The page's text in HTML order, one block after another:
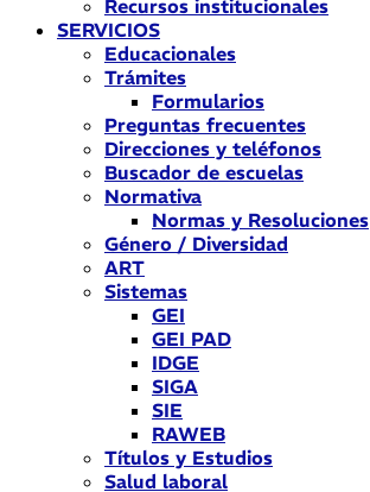
Recursos institucionales
SERVICIOS
Educacionales
Trámites
Formularios
Preguntas frecuentes
Direcciones y teléfonos
Buscador de escuelas
Normativa
Normas y Resoluciones
Género / Diversidad
ART
Sistemas
GEI
GEI PAD
IDGE
SIGA
SIE
RAWEB
Títulos y Estudios
Salud laboral